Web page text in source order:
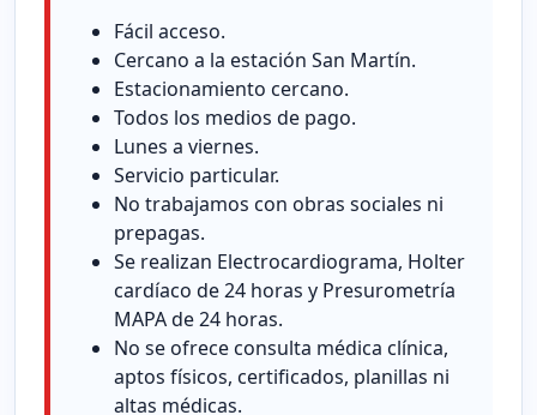
Fácil acceso.
Cercano a la estación San Martín.
Estacionamiento cercano.
Todos los medios de pago.
Lunes a viernes.
Servicio particular.
No trabajamos con obras sociales ni
prepagas.
Se realizan Electrocardiograma, Holter
cardíaco de 24 horas y Presurometría
MAPA de 24 horas.
No se ofrece consulta médica clínica,
aptos físicos, certificados, planillas ni
altas médicas.